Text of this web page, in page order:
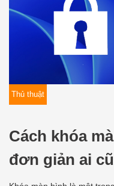
Thủ thuật
Cách khóa
đơn giản ai